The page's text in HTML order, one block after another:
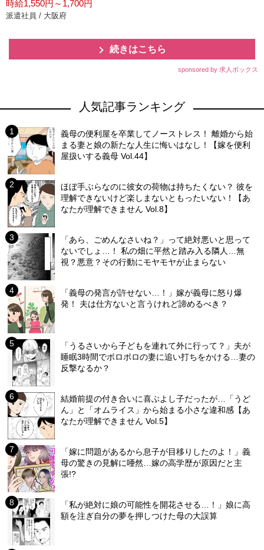
時給1,550円～1,700円
派遣社員 / 大阪府
続きはこちら
sponsored by 求人ボックス
人気記事ランキング
義母の便利屋を卒業してノーストレス！ 離婚から始
まる妻と娘の新たな人生に悔いはなし！【嫁を便利
屋扱いする義母 Vol.44】
ほぼ手ぶらなのに彼女の荷物は持ちたくない？ 彼を
理解できないけど楽しまないともったいない！【あ
なたが理解できません Vol.8】
「あら、ごめんなさいね？」って絶対悪いと思って
ないでしょ…！ 私の畑に平然と踏み入る隣人…無
視？悪意？その行動にモヤモヤが止まらない
「義母の発言が許せない…！」嫁が義母に怒り爆
発！ 夫は仕方ないと言うけれど諦めるべき？
「うるさいから子どもを連れて外に行って？」夫が
睡眠3時間でボロボロの妻に追い打ちをかける…妻の
反撃なるか？
結婚前提の付き合いに喜ぶよし子だったが…「うど
ん」と「オムライス」から始まる小さな違和感【あ
なたが理解できません Vol.5】
「嫁に問題があるから息子が目移りしたのよ！」義
母の驚きの見解に唖然…嫁の高学歴が原因だと主
張!?
「私が絶対に娘の可能性を開花させる…！」娘に高
額を注ぎ自分の夢を押しつけた母の大誤算